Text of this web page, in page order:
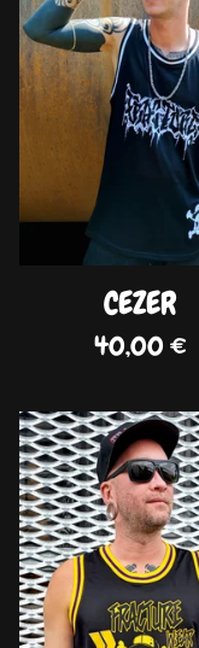
CEZER
40,00€
DISPO